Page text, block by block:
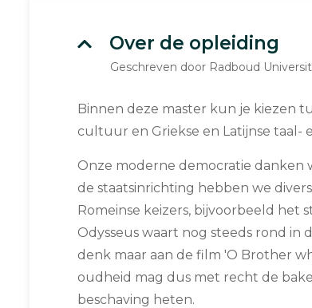
Over de opleiding
Geschreven door Radboud
Binnen deze master kun je kiezen
cultuur en Griekse en Latijnse taal-
Onze moderne democratie danken
de staatsinrichting hebben we
Romeinse keizers, bijvoorbeeld het
Odysseus waart nog steeds rond
denk maar aan de film 'O Brother
oudheid mag dus met recht de
beschaving heten.